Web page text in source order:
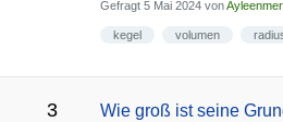
Gefragt 5 Mai 2024 von
kegel volumen
3
Wie groß ist seine